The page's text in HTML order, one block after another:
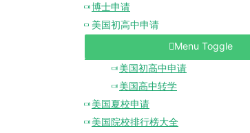
博士申请
美国初高中申请
Menu Toggle
美国初高中申请
美国高中转学
美国夏校申请
美国院校排行榜大全